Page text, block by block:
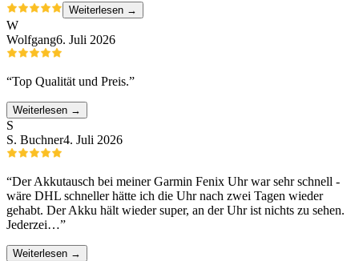
Weiterlesen →
W
Wolfgang6. Juli 2026
“Top Qualität und Preis.”
Weiterlesen →
S
S. Buchner4. Juli 2026
“Der Akkutausch bei meiner Garmin Fenix Uhr war sehr schnell -
wäre DHL schneller hätte ich die Uhr nach zwei Tagen wieder
gehabt. Der Akku hält wieder super, an der Uhr ist nichts zu sehen.
Jederzei…”
Weiterlesen →